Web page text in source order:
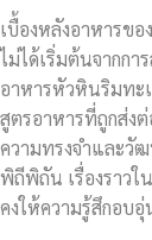
เบื้องหลังอาหารขอ
ไม่ได้เริ่มต้นจากกา
อาหารหัวหินริมทะ
สูตรอาหารที่ถูกส่ง
ความทรงจำและวั
พิถีพิถัน เรื่องราวใ
คงให้ความรู้สึกอบ